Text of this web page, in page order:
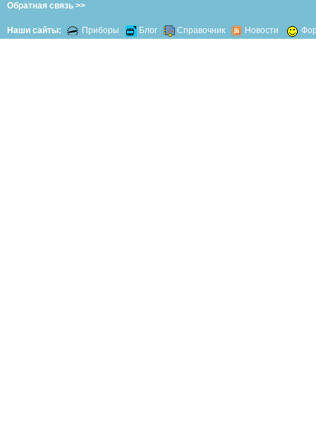
Обратная связь >>
Наши сайты: Приборы Блог Справочник Новости